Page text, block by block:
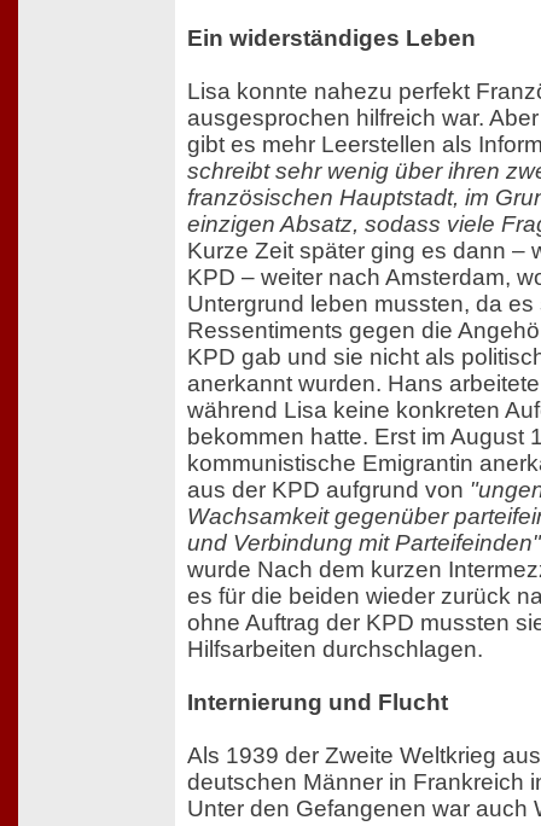
Ein widerständiges Leben
Lisa konnte nahezu perfekt
ausgesprochen hilfreich war.
gibt es mehr Leerstellen als
schreibt sehr wenig über ihren
französischen Hauptstadt, im
einzigen Absatz, sodass viele
Kurze Zeit später ging es dann –
KPD – weiter nach Amsterdam,
Untergrund leben mussten, da es
Ressentiments gegen die
KPD gab und sie nicht als
anerkannt wurden. Hans
während Lisa keine konkreten
bekommen hatte. Erst im August
kommunistische Emigrantin
aus der KPD aufgrund von
Wachsamkeit gegenüber
und Verbindung mit Parteifeinden"
wurde Nach dem kurzen
es für die beiden wieder zurück
ohne Auftrag der KPD mussten
Hilfsarbeiten durchschlagen.
Internierung und Flucht
Als 1939 der Zweite Weltkrieg
deutschen Männer in Frankreich
Unter den Gefangenen war auch